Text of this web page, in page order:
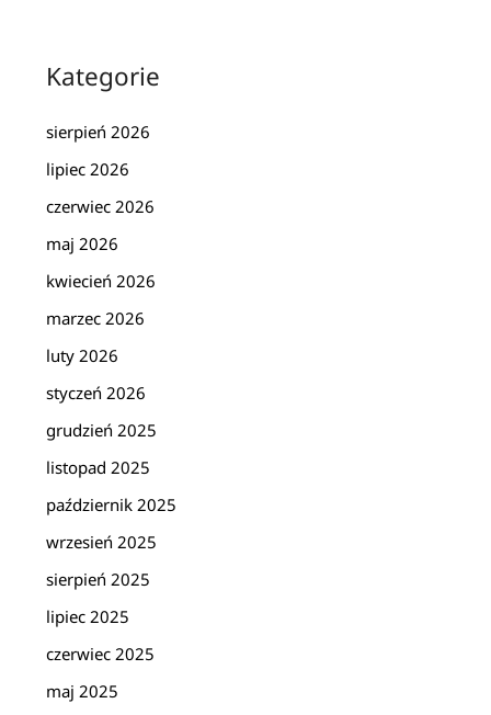
Kategorie
sierpień 2026
lipiec 2026
czerwiec 2026
maj 2026
kwiecień 2026
marzec 2026
luty 2026
styczeń 2026
grudzień 2025
listopad 2025
październik 2025
wrzesień 2025
sierpień 2025
lipiec 2025
czerwiec 2025
maj 2025